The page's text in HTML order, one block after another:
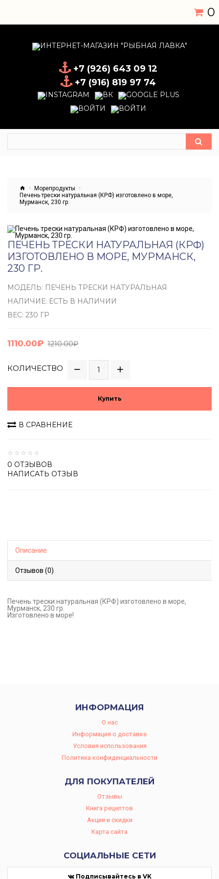
0
+7 (926) 643 09 12
+7 (916) 819 97 74
Морепродукты
Печень трески натуральная (КРФ) изготовлено в море,
Мурманск, 230 гр.
ПЕЧЕНЬ ТРЕСКИ НАТУРАЛЬНАЯ (КРФ)
ИЗГОТОВЛЕНО В МОРЕ, МУРМАНСК,
230 ГР.
МОДЕЛЬ: ПЕЧЕНЬ ТРЕСКИ НАТУРАЛЬНАЯ
НАЛИЧИЕ: ЕСТЬ В НАЛИЧИИ
ВЕС: 230 ГР
1110.00₽ 1210.00₽
КОЛИЧЕСТВО
Купить
В СРАВНЕНИЕ
0 ОТЗЫВОВ
НАПИСАТЬ ОТЗЫВ
Описание
Отзывов (0)
Печень трески натуральная (КРФ) изготовлено в море,
Мурманск, 230 гр.
Изготовлено в море!
ИНФОРМАЦИЯ
O нас
Информация о доставке
Условия использования
Политика конфиденциальности
ДЛЯ ПОКУПАТЕЛЕЙ
Отзывы
Книга рецептов
Акции и скидки
Карта сайта
СОЦИАЛЬНЫЕ СЕТИ
Подписывайтесь в VK